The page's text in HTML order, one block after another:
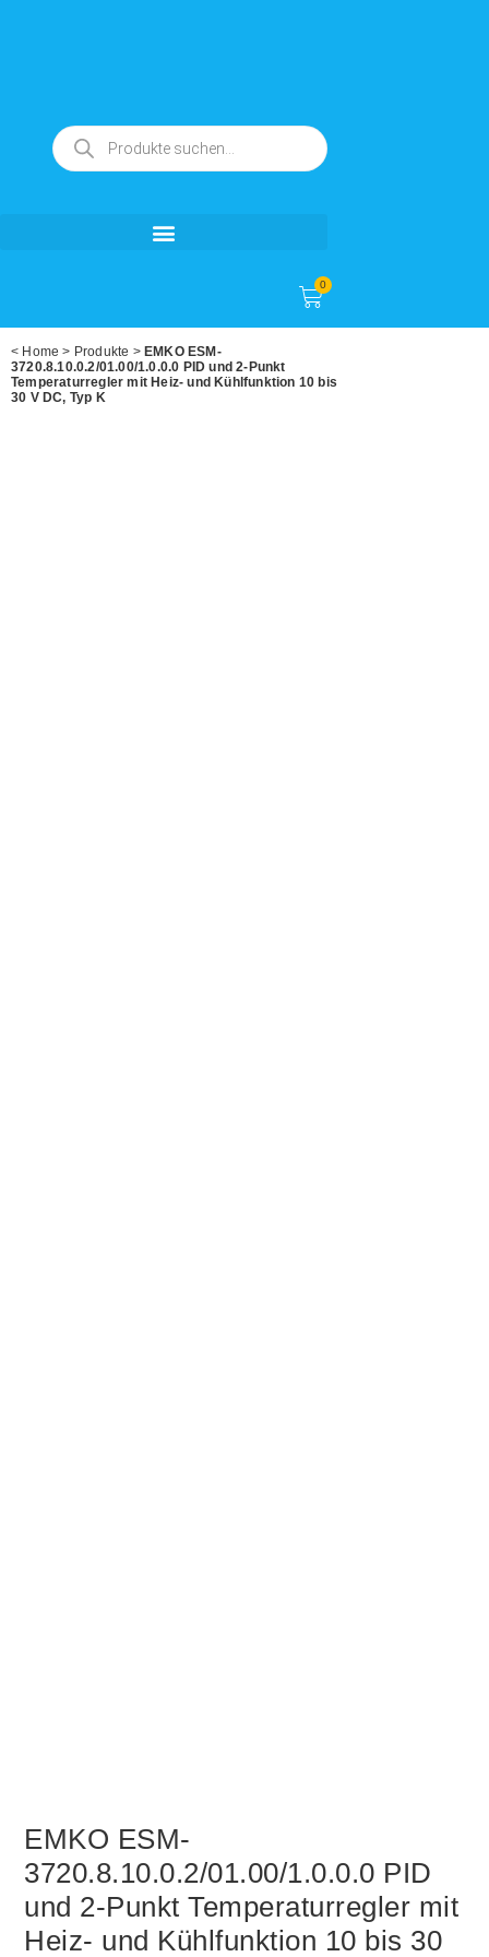
0
< Home > Produkte > EMKO ESM-
3720.8.10.0.2/01.00/1.0.0.0 PID und 2-Punkt
Temperaturregler mit Heiz- und Kühlfunktion 10 bis
30 V DC, Typ K
EMKO ESM-
3720.8.10.0.2/01.00/1.0.0.0 PID
und 2-Punkt Temperaturregler mit
Heiz- und Kühlfunktion 10 bis 30